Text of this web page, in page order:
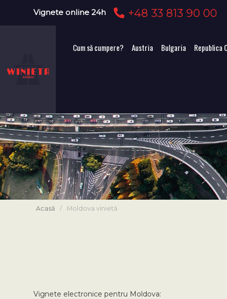
Vignete online 24h +48 33 813 90 00
Cum să cumpere? Austria Bulgaria Republica
Acasă / Moldova vinietă
Vignete electronice pentru Moldova: